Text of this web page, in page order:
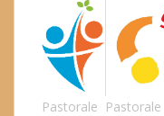
Pastorale Pastorale